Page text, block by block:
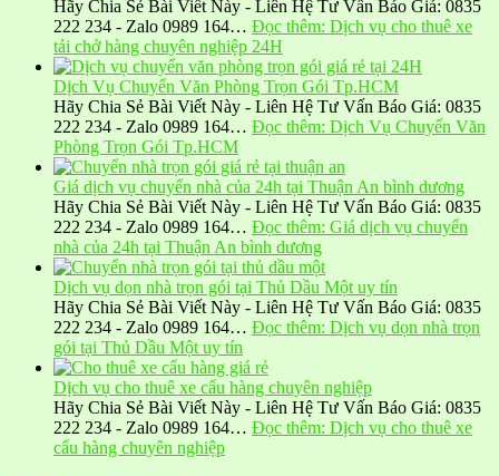
Hãy Chia Sẻ Bài Viết Này - Liên Hệ Tư Vấn Báo Giá: 0835
222 234 - Zalo 0989 164… Đọc thêm: Dịch vụ cho thuê xe
tải chở hàng chuyên nghiệp 24H
Dịch Vụ Chuyển Văn Phòng Trọn Gói Tp.HCM
Hãy Chia Sẻ Bài Viết Này - Liên Hệ Tư Vấn Báo Giá: 0835
222 234 - Zalo 0989 164… Đọc thêm: Dịch Vụ Chuyển Văn
Phòng Trọn Gói Tp.HCM
Giá dịch vụ chuyển nhà của 24h tại Thuận An bình dương
Hãy Chia Sẻ Bài Viết Này - Liên Hệ Tư Vấn Báo Giá: 0835
222 234 - Zalo 0989 164… Đọc thêm: Giá dịch vụ chuyển
nhà của 24h tại Thuận An bình dương
Dịch vụ dọn nhà trọn gói tại Thủ Dầu Một uy tín
Hãy Chia Sẻ Bài Viết Này - Liên Hệ Tư Vấn Báo Giá: 0835
222 234 - Zalo 0989 164… Đọc thêm: Dịch vụ dọn nhà trọn
gói tại Thủ Dầu Một uy tín
Dịch vụ cho thuê xe cẩu hàng chuyên nghiệp
Hãy Chia Sẻ Bài Viết Này - Liên Hệ Tư Vấn Báo Giá: 0835
222 234 - Zalo 0989 164… Đọc thêm: Dịch vụ cho thuê xe
cẩu hàng chuyên nghiệp